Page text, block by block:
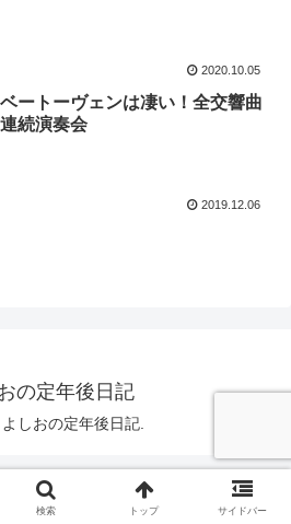
2020.10.05
ベートーヴェンは凄い！全交響曲
連続演奏会
2019.12.06
の定年後日記
しおの定年後日記.
検索 トップ サイドバー